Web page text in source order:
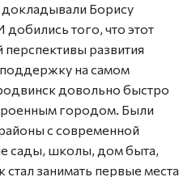
Борису
того, что этот
развития
на самом
довольно быстро
городом. Были
с современной
сады, школы, дом быта,
занимать первые места